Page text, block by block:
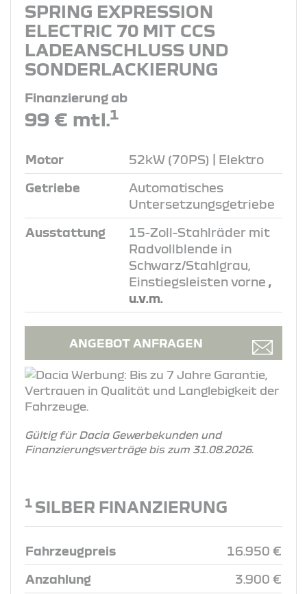
SPRING EXPRESSION
ELECTRIC 70 MIT CCS
LADEANSCHLUSS UND
SONDERLACKIERUNG
Finanzierung ab
99 € mtl.1
Motor 52kW (70PS) | Elektro
Getriebe
Automatisches
Untersetzungsgetriebe
Ausstattung
15-Zoll-Stahlräder mit
Radvollblende in
Schwarz/Stahlgrau,
Einstiegsleisten vorne ,
u.v.m.
ANGEBOT ANFRAGEN
Gültig für Dacia Gewerbekunden und
Finanzierungsverträge bis zum 31.08.2026.
1 SILBER FINANZIERUNG
Fahrzeugpreis 16.950 €
Anzahlung 3.900 €